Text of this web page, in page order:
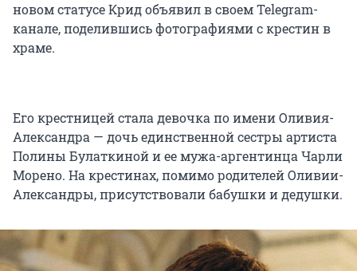
новом статусе Крид объявил в своем Telegram-
канале, поделившись фотографиями с крестин в
храме.
Его крестницей стала девочка по имени Оливия-
Александра — дочь единственной сестры артиста
Полины Булаткиной и ее мужа-аргентинца Чарли
Морено. На крестинах, помимо родителей Оливии-
Александры, присутствовали бабушки и дедушки.